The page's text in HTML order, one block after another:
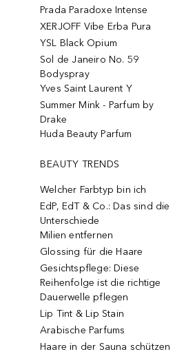
Prada Paradoxe Intense
XERJOFF Vibe Erba Pura
YSL Black Opium
Sol de Janeiro No. 59
Bodyspray
Yves Saint Laurent Y
Summer Mink - Parfum by
Drake
Huda Beauty Parfum
BEAUTY TRENDS
Welcher Farbtyp bin ich
EdP, EdT & Co.: Das sind die
Unterschiede
Milien entfernen
Glossing für die Haare
Gesichtspflege: Diese
Reihenfolge ist die richtige
Dauerwelle pflegen
Lip Tint & Lip Stain
Arabische Parfums
Haare in der Sauna schützen